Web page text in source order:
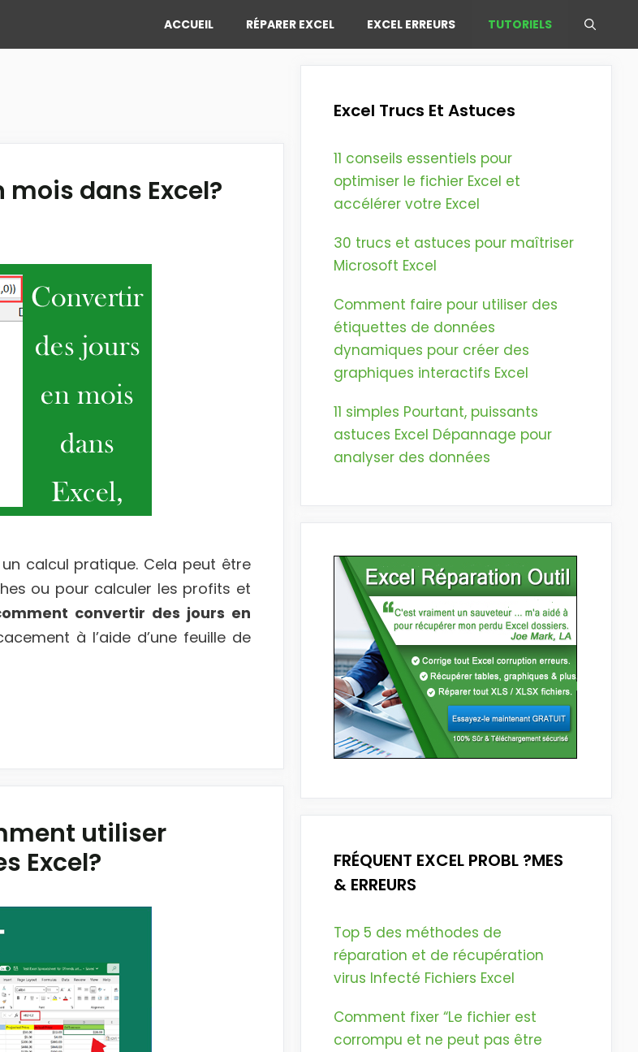
ACCUEIL RÉPARER EXCEL EXCEL ERREURS TUTORIELS
dans Excel?
calcul pratique. Cela peut être
ou pour calculer les profits et
convertir des jours en
à l’aide d’une feuille de
utiliser
Excel?
Excel Trucs Et Astuces
11 conseils essentiels pour
optimiser le fichier Excel et
accélérer votre Excel
30 trucs et astuces pour maîtriser
Microsoft Excel
Comment faire pour utiliser des
étiquettes de données
dynamiques pour créer des
graphiques interactifs Excel
11 simples Pourtant, puissants
astuces Excel Dépannage pour
analyser des données
FRÉQUENT EXCEL PROBL ?MES
& ERREURS
Top 5 des méthodes de
réparation et de récupération
virus Infecté Fichiers Excel
Comment fixer “Le fichier est
corrompu et ne peut pas être